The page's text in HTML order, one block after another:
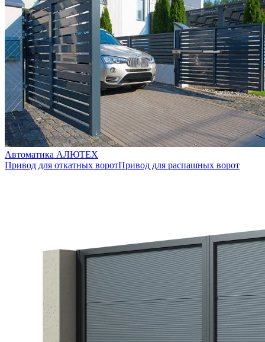
Автоматика AЛЮТЕХ
Привод для откатных воротПривод для распашных ворот